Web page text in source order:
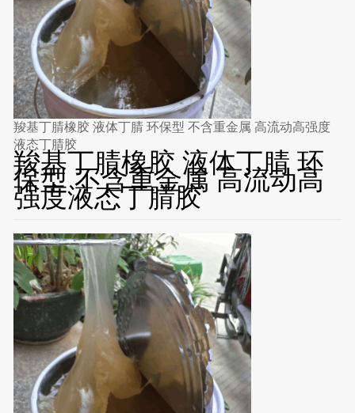
羧基丁腈橡胶 液体丁腈 环保型 不含重金属 高流动高强度
液态丁腈胶
羧基丁腈橡胶 液体丁腈 环
保型 不含重金属 高流动高
强度液态丁腈胶